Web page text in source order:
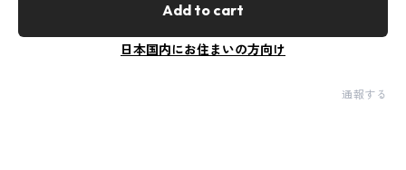
Add to cart
日本国内にお住まいの方向け
通報する